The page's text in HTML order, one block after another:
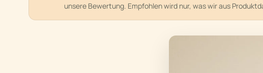
unsere Bewertung. Empfohlen wird nur, was wir aus